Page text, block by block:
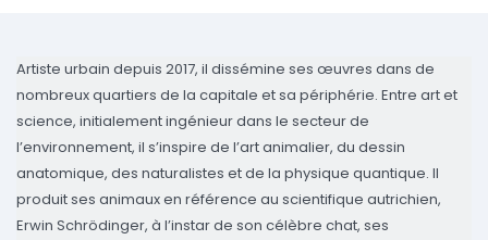
Artiste urbain depuis 2017, il dissémine ses œuvres dans de
nombreux quartiers de la capitale et sa périphérie. Entre art et
science, initialement ingénieur dans le secteur de
l’environnement, il s’inspire de l’art animalier, du dessin
anatomique, des naturalistes et de la physique quantique. Il
produit ses animaux en référence au scientifique autrichien,
Erwin Schrödinger, à l’instar de son célèbre chat, ses